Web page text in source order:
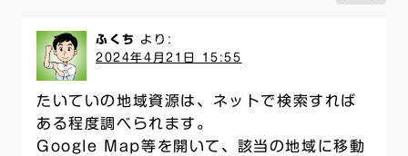
ふくち
より:
2024年4月21日 15:55
たいていの地域資源は、ネットで検索すれば
ある程度調べられます。
Google Map等を開いて、該当の地域に移動